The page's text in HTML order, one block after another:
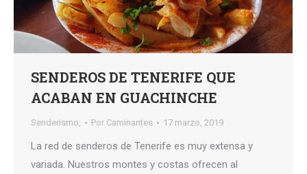
SENDEROS DE TENERIFE QUE
ACABAN EN GUACHINCHE
Senderismo, Por Caminantes 17 marzo, 2019
La red de senderos de Tenerife es muy extensa y
variada. Nuestros montes y costas ofrecen al